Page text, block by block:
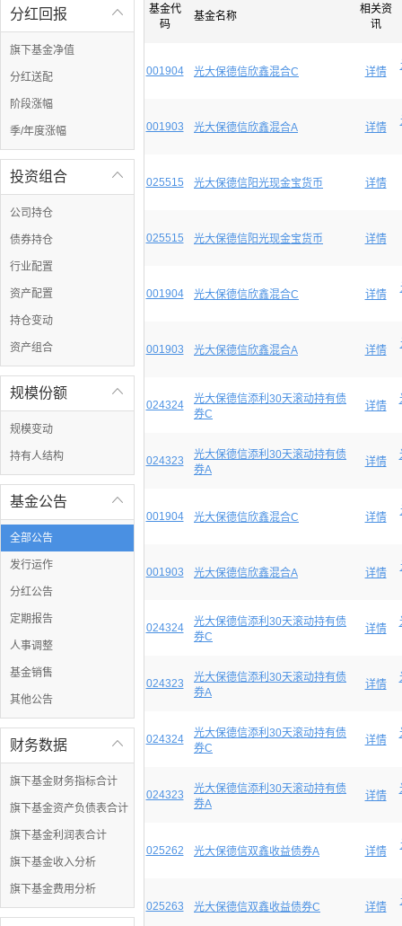

分红回报
旗下基金净值
分红送配
阶段涨幅
季/年度涨幅

投资组合
公司持仓
债券持仓
行业配置
资产配置
持仓变动
资产组合

规模份额
规模变动
持有人结构

基金公告
全部公告
发行运作
分红公告
定期报告
人事调整
基金销售
其他公告

财务数据
旗下基金财务指标合计
旗下基金资产负债表合计
旗下基金利润表合计
旗下基金收入分析
旗下基金费用分析
基金代
码
基金名称
相关资
讯
001904 光大保德信欣鑫混合C 详情
001903 光大保德信欣鑫混合A 详情
025515 光大保德信阳光现金宝货币 详情
025515 光大保德信阳光现金宝货币 详情
001904 光大保德信欣鑫混合C 详情
001903 光大保德信欣鑫混合A 详情
024324
光大保德信添利30天滚动持有债
券C
详情
024323
光大保德信添利30天滚动持有债
券A
详情
001904 光大保德信欣鑫混合C 详情
001903 光大保德信欣鑫混合A 详情
024324
光大保德信添利30天滚动持有债
券C
详情
024323
光大保德信添利30天滚动持有债
券A
详情
024324
光大保德信添利30天滚动持有债
券C
详情
024323
光大保德信添利30天滚动持有债
券A
详情
025262 光大保德信双鑫收益债券A 详情
025263 光大保德信双鑫收益债券C 详情